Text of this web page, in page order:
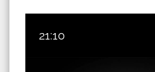
21:10